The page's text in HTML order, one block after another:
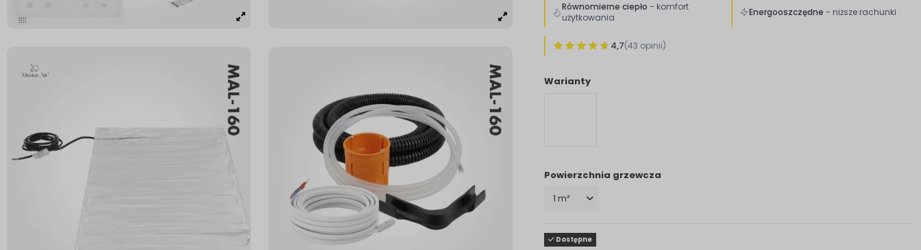
Równomierne ciepło - komfort
użytkowania
Energooszczędne - niższe rachunki
4,7(43 opinii)
Warianty
Powierzchnia grzewcza
Dostępne